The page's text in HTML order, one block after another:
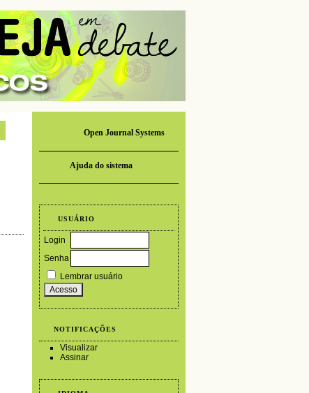
Open Journal Systems
Ajuda do sistema
USUÁRIO
Login
Senha
Lembrar usuário
NOTIFICAÇÕES
Visualizar
Assinar